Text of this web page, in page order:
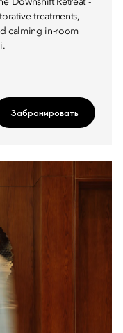
Downshift Retreat -
treatments,
calming in-room
Забронировать